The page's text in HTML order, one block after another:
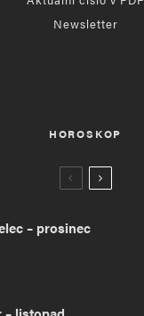
Newsletter
HOROSKOP
– prosinec